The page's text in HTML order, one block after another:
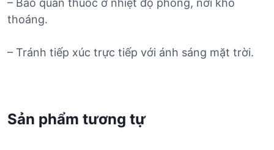
– Bảo quản thuốc ở nhiệt độ phòng, nơi khô
thoáng.
– Tránh tiếp xúc trực tiếp với ánh sáng mặt trời.
Sản phẩm tương tự